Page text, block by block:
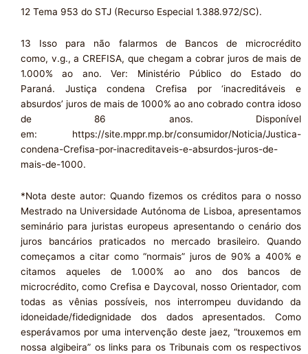
12 Tema 953 do STJ (Recurso Especial 1.388.972/SC).
13 Isso para não falarmos de Bancos de microcrédito
como, v.g., a CREFISA, que chegam a cobrar juros de mais de
1.000% ao ano. Ver: Ministério Público do Estado do
Paraná. Justiça condena Crefisa por ‘inacreditáveis e
absurdos’ juros de mais de 1000% ao ano cobrado contra idoso
de 86 anos. Disponível
em: https://site.mppr.mp.br/consumidor/Noticia/Justica-
condena-Crefisa-por-inacreditaveis-e-absurdos-juros-de-
mais-de-1000.
*Nota deste autor: Quando fizemos os créditos para o nosso
Mestrado na Universidade Autónoma de Lisboa, apresentamos
seminário para juristas europeus apresentando o cenário dos
juros bancários praticados no mercado brasileiro. Quando
começamos a citar como “normais” juros de 90% a 400% e
citamos aqueles de 1.000% ao ano dos bancos de
microcrédito, como Crefisa e Daycoval, nosso Orientador, com
todas as vênias possíveis, nos interrompeu duvidando da
idoneidade/fidedignidade dos dados apresentados. Como
esperávamos por uma intervenção deste jaez, “trouxemos em
nossa algibeira” os links para os Tribunais com os respectivos